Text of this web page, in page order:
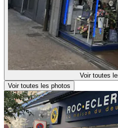
Voir toutes
Voir toutes les photos